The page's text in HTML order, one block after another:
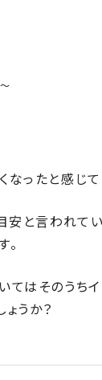
ったと感じて
と言われて
はそのうち
うか？